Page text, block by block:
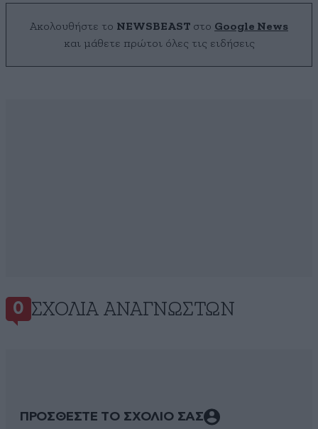
Ακολουθήστε το NEWSBEAST στο Google News
και μάθετε πρώτοι όλες τις ειδήσεις
0 ΣΧΌΛΙΑ ΑΝΑΓΝΩΣΤΏΝ
ΠΡΟΣΘΕΣΤΕ ΤΟ ΣΧΟΛΙΟ ΣΑΣ